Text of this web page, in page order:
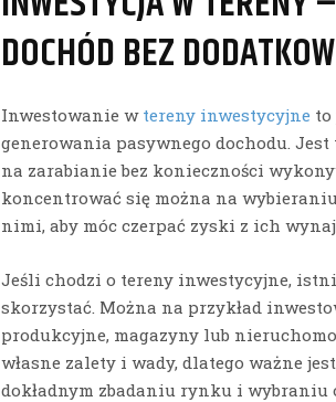
DOCHÓD BEZ
Inwestowanie w tereny inwestycyjne to
generowania pasywnego dochodu.
na zarabianie bez konieczności
koncentrować się można na
nimi, aby móc czerpać zyski z ich
Jeśli chodzi o tereny inwestycyjne,
skorzystać. Można na przykład
produkcyjne, magazyny lub
własne zalety i wady, dlatego ważne
dokładnym zbadaniu rynku i